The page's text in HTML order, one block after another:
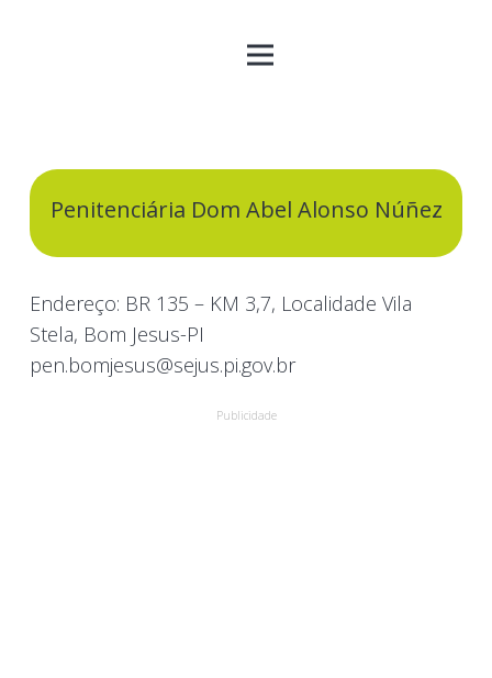
Penitenciária Dom Abel Alonso Núñez
Endereço: BR 135 – KM 3,7, Localidade Vila
Stela, Bom Jesus-PI
pen.bomjesus@sejus.pi.gov.br
Publicidade